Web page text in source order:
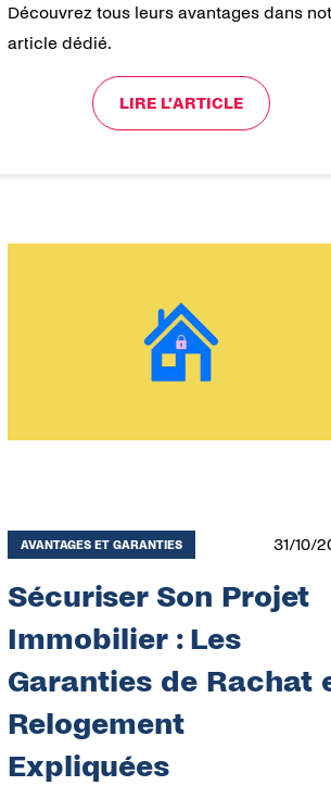
Découvrez tous leurs avantages dans
article dédié.
LIRE L’ARTICLE
AVANTAGES ET GARANTIES 31/10/
Sécuriser Son Projet
Immobilier : Les
Garanties de Rachat
Relogement
Expliquées